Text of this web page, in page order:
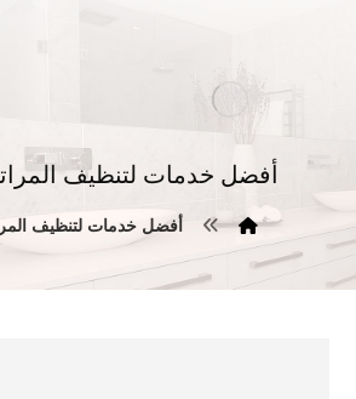
أفضل خدمات لتنظيف
أفضل خدمات لتنظيف